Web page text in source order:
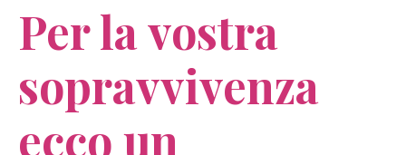
Per la vostra
sopravvivenza
ecco un